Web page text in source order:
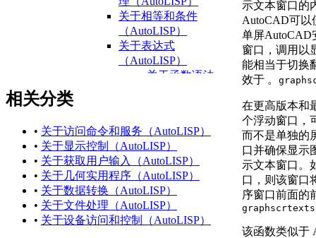
关于相等和条件
（AutoLISP）
关于表达式
（AutoLISP）
关于函数语法
关于整数
（AutoLISP）
关于
Reals（AutoLISP）
关于字符串
（AutoLISP）
关于列表
相关分类
• 关于访问命令和服务（AutoLISP）
• 关于显示控制（AutoLISP）
• 关于获取用户输入（AutoLISP）
• 关于几何实用程序（AutoLISP）
• 关于数据转换（AutoLISP）
• 关于文件处理（AutoLISP）
• 关于设备访问和控制（AutoLISP）
示文本窗口的
AutoCAD可以
单屏AutoCAD
窗口，调用以
能相当于切换
效于 。
在更高版本和
个浮动窗口，
而不是单独的
口并确保显示
示文本窗口。
口，则该窗口
序窗口前面的
graphscr
该函数类似于